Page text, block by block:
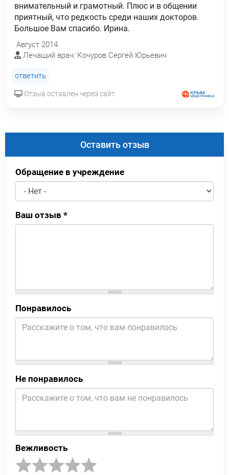
внимательный и грамотный. Плюс и в общении
приятный, что редкость среди наших докторов.
Большое Вам спасибо. Ирина.
Август 2014
Лечащий врач: Кочуров Сергей Юрьевич
ответить
Отзыв оставлен через сайт.
Оставить отзыв
Обращение в учреждение
Ваш отзыв *
Понравилось
Не понравилось
Вежливость